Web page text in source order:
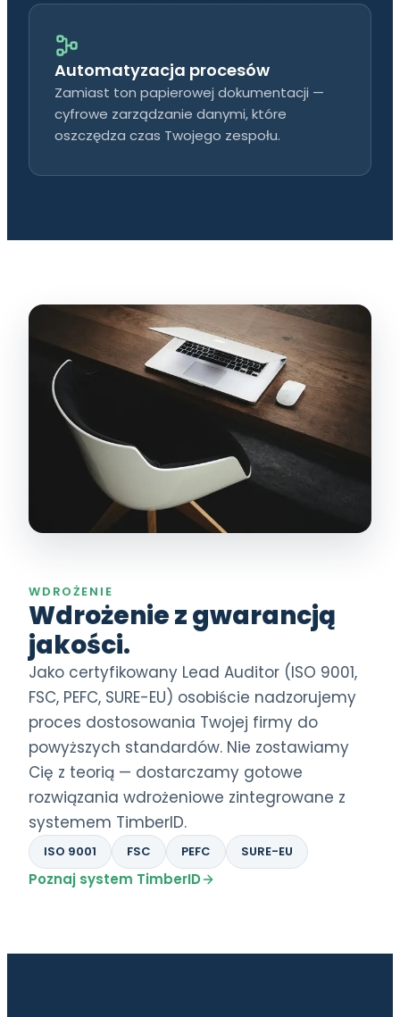
Automatyzacja procesów
Zamiast ton papierowej dokumentacji —
cyfrowe zarządzanie danymi, które
oszczędza czas Twojego zespołu.
WDROŻENIE
Wdrożenie z gwarancją
jakości.
Jako certyfikowany Lead Auditor (ISO 9001,
FSC, PEFC, SURE-EU) osobiście nadzorujemy
proces dostosowania Twojej firmy do
powyższych standardów. Nie zostawiamy
Cię z teorią — dostarczamy gotowe
rozwiązania wdrożeniowe zintegrowane z
systemem TimberID.
ISO 9001 FSC PEFC SURE-EU
Poznaj system TimberID